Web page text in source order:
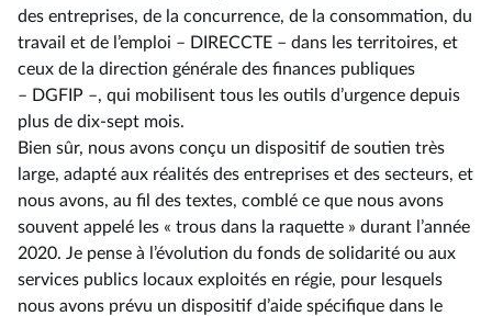
des entreprises, de la concurrence, de la consommation, du
travail et de l’emploi –⁠ DIRECCTE – dans les territoires, et
ceux de la direction générale des finances publiques
–⁠ DGFIP –, qui mobilisent tous les outils d’urgence depuis
plus de dix-sept mois.
Bien sûr, nous avons conçu un dispositif de soutien très
large, adapté aux réalités des entreprises et des secteurs, et
nous avons, au fil des textes, comblé ce que nous avons
souvent appelé les « trous dans la raquette » durant l’année
2020. Je pense à l’évolution du fonds de solidarité ou aux
services publics locaux exploités en régie, pour lesquels
nous avons prévu un dispositif d’aide spécifique dans le